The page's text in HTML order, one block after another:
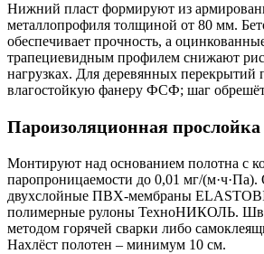
Нижний пласт формируют из
металлопрофиля толщиной от 80 мм.
обеспечивает прочность, а
трапециевидным профилем снижают
нагрузках. Для деревянных перекрытий
влагостойкую фанеру ФСФ; шаг
Пароизоляционная прослойка
Монтируют над основанием полотна с
паропроницаемости до 0,01 мг/
двухслойные ПВХ-мембраны
полимерные рулоны ТехноНИКОЛЬ.
методом горячей сварки либо
Нахлёст полотен – минимум 10 см.